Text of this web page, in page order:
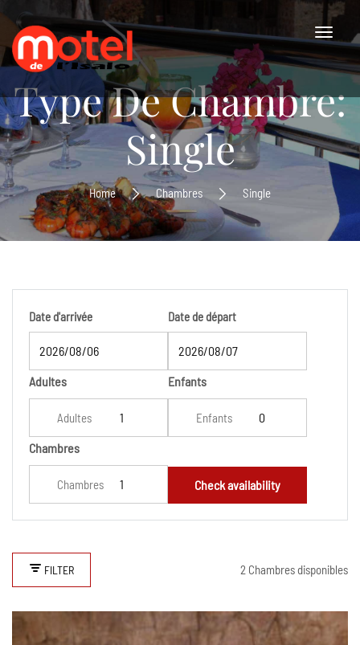
Type De Chambre:
Single
Home Chambres Single
Date d'arrivée Date de départ
Adultes
Adultes
Enfants
Enfants
Chambres
Chambres Check availability
FILTER 2 Chambres disponibles